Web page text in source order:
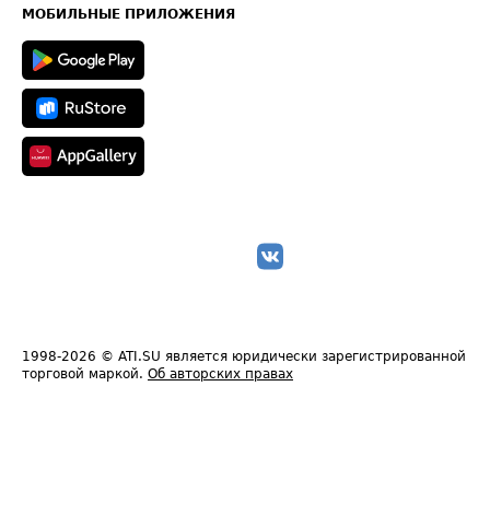
Техническая информация
МОБИЛЬНЫЕ ПРИЛОЖЕНИЯ
1998-2026 © ATI.SU является юридически зарегистрированной
торговой маркой. Об авторских правах